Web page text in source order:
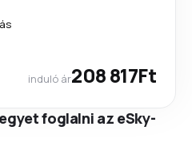
induló ár208 817Ft
foglalni az eSky-